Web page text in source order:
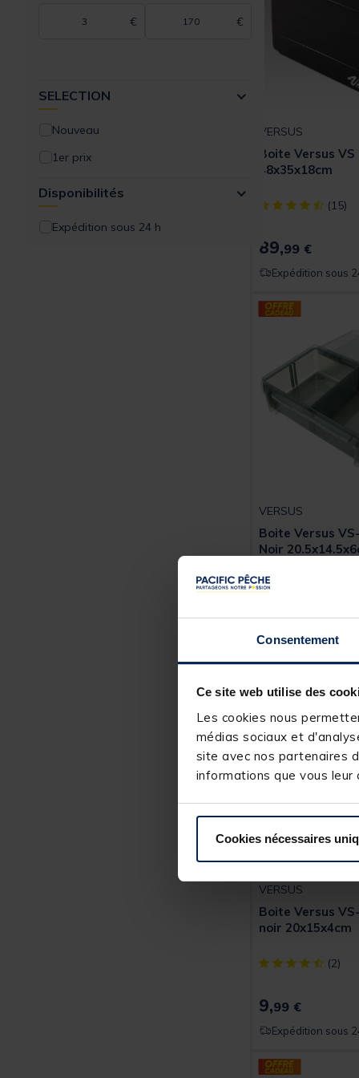
Consentement
Ce site web utilise des
Les cookies nous
médias sociaux et
site avec nos partenaires
informations que vous
Cookies nécessaires
VERSUS
€ €
SELECTION
Nouveau
1er prix
Disponibilités
Expédition sous 24 h
VERSUS
Boite Versus
48x35x18cm
[object Object]
(15)
89,99 €
Expédition sous
VERSUS
Boite Versus
Noir
[object Object] out
VERSUS
Boite Versus
noir 20x15x4cm
[object Object]
(2)
9,99 €
Expédition sous